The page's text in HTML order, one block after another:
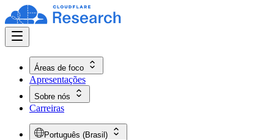
Áreas de foco
Apresentações
Sobre nós
Carreiras
Português (Brasil)